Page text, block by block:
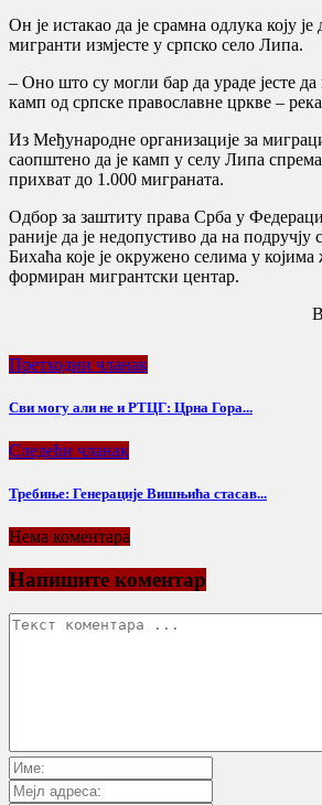
Он је истакао да је срамна одлука коју
мигранти измјесте у српско село Липа.
– Оно што су могли бар да ураде јесте
камп од српске православне цркве –
Из Међународне организације за
саопштено да је камп у селу Липа
прихват до 1.000 миграната.
Одбор за заштиту права Срба у
раније да је недопустиво да на подручју
Бихаћа које је окружено селима у
формиран мигрантски центар.
Претходни чланак
Сви могу али не и РТЦГ: Црна Гора...
Следећи чланак
Требиње: Генерације Вишњића стасав...
Нема коментара
Напишите коментар